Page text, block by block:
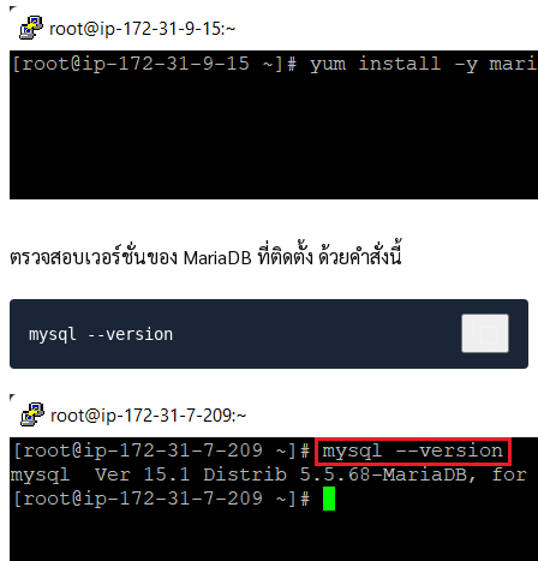
ตรวจสอบเวอร์ชั่นของ MariaDB ที่ติดตั้ง ด้วยคำสั่งนี้